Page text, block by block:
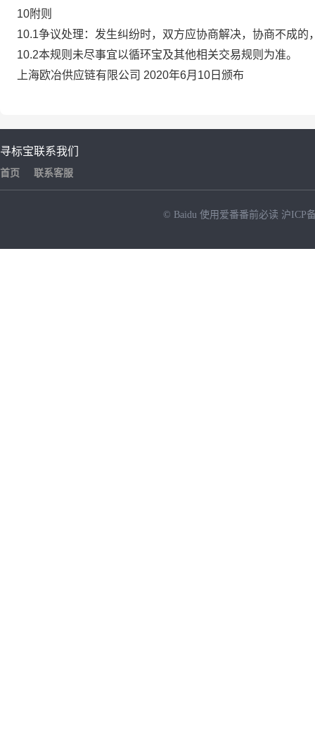
10附则
10.1争议处理：发生纠纷时，双方应协商解决，协商不成
10.2本规则未尽事宜以循环宝及其他相关交易规则为准。
上海欧冶供应链有限公司 2020年6月10日颁布
寻标宝
首页
联系我们
联系客服
© Baidu 使用爱番番前必读 沪ICP